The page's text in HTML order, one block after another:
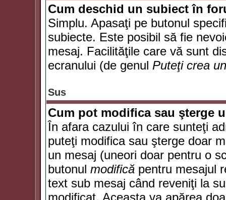
Cum deschid un subiect în
Simplu. Apasaţi pe butonul
subiecte. Este posibil să fie
mesaj. Facilităţile care vă sunt
ecranului (de genul Puteţi crea
Sus
Cum pot modifica sau şterge
În afara cazului în care sunteţi
puteţi modifica sau şterge doar
un mesaj (uneori doar pentru o
butonul modifică pentru mesajul
text sub mesaj când reveniţi la
modificat. Aceasta va apărea